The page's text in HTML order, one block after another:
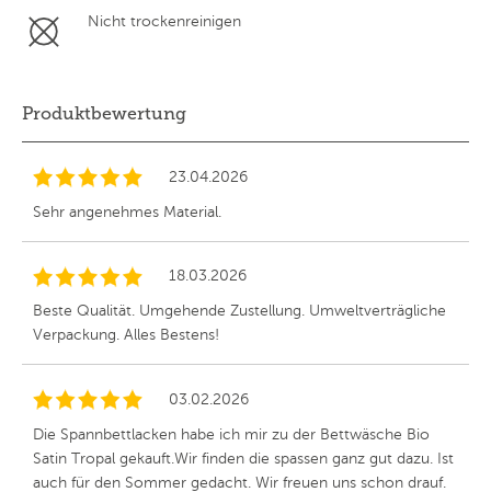
Nicht trockenreinigen
Produktbewertung
23.04.2026
Sehr angenehmes Material.
18.03.2026
Beste Qualität. Umgehende Zustellung. Umweltverträgliche
Verpackung. Alles Bestens!
03.02.2026
Die Spannbettlacken habe ich mir zu der Bettwäsche Bio
Satin Tropal gekauft.Wir finden die spassen ganz gut dazu. Ist
auch für den Sommer gedacht. Wir freuen uns schon drauf.